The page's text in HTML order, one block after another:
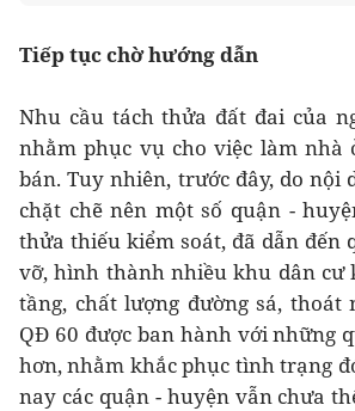
Tiếp tục chờ hướng dẫn
Nhu cầu tách thửa đất đai của
nhằm phục vụ cho việc làm nhà
bán. Tuy nhiên, trước đây, do nội
chặt chẽ nên một số quận -
thửa thiếu kiểm soát, đã dẫn đến
vỡ, hình thành nhiều khu dân cư
tầng, chất lượng đường sá, thoát
QĐ 60 được ban hành với những
hơn, nhằm khắc phục tình trạng
nay các quận - huyện vẫn chưa